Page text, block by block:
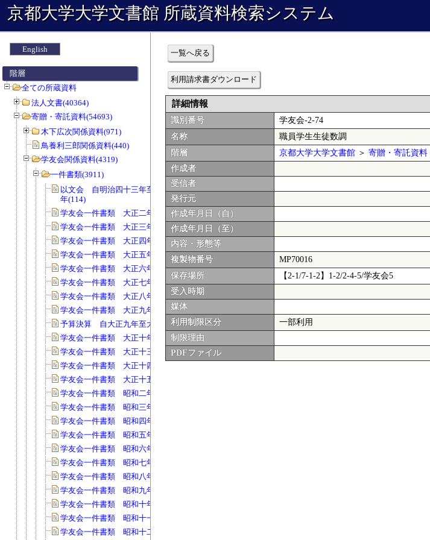
京都大学大学文書館 所蔵資料検索システム
English
階層
全ての所蔵資料
法人文書(40364)
寄贈・寄託資料(54693)
木下広次関係資料(971)
鳥養利三郎関係資料(440)
学友会関係資料(4319)
一件書類(3911)
以文会 自明治四十三年至明治四十五
年(114)
学友会一件書類 大正二年度(115)
学友会一件書類 大正三年度(52)
学友会一件書類 大正四年度(169)
学友会一件書類 大正五年度(135)
学友会一件書類 大正六年度(127)
学友会一件書類 大正七年(40)
学友会一件書類 大正八年(147)
学友会一件書類 大正九年(54)
予算決算 自大正九年至大正十年度(29)
学友会一件書類 大正十年(68)
学友会一件書類 大正十三年(66)
学友会一件書類 大正十四年(58)
学友会一件書類 大正十五年(153)
学友会一件書類 昭和二年度(67)
学友会一件書類 昭和三年度(90)
学友会一件書類 昭和四年度(63)
学友会一件書類 昭和五年度(109)
学友会一件書類 昭和六年度(90)
学友会一件書類 昭和七年度(101)
学友会一件書類 昭和八年度(103)
学友会一件書類 昭和九年度(134)
学友会一件書類 昭和十年度(107)
学友会一件書類 昭和十一年度(130)
学友会一件書類 昭和十二年(140)
一覧へ戻る
利用請求書ダウンロード
詳細情報
識別番号
学友会-2-74
名称
職員学生生徒数調
階層
京都大学大学文書館 ＞ 寄贈・寄託資料
作成者
受信者
発行元
作成年月日（自）
作成年月日（至）
内容・形態等
複製物番号
MP70016
保存場所
【2-1/7-1-2】1-2/2-4-5/学友会5
受入時期
媒体
利用制限区分
一部利用
制限理由
PDFファイル